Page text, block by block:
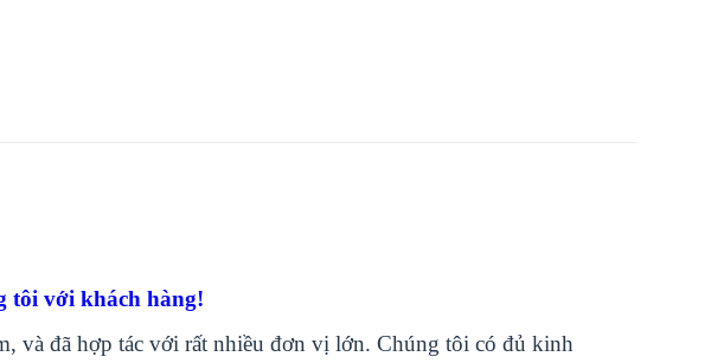
tôi với khách hàng!
và đã hợp tác với rất nhiều đơn vị lớn. Chúng tôi có đủ kinh